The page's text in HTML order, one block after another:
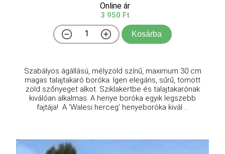
Online ár
3 950 Ft
Kosárba
Szabályos ágállású, mélyzöld színű, maximum 30 cm
magas talajtakaró boróka. Igen elegáns, sűrű, tömött
zöld szőnyeget alkot. Sziklakertbe és talajtakarónak
kiválóan alkalmas. A henye boróka egyik legszebb
fajtája! A 'Walesi herceg' henyeboróka kivál ...